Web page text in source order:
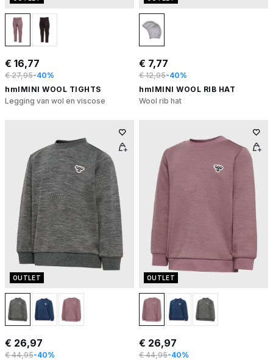
€ 16,77
€ 27,95-40%
hmlMINI WOOL TIGHTS
Legging van wol en viscose
€ 7,77
€ 12,95-40%
hmlMINI WOOL RIB HAT
Wool rib hat
OUTLET
€ 26,97
€ 44,95-40%
OUTLET
€ 26,97
€ 44,95-40%